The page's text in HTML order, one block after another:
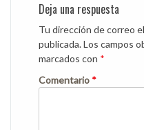
Deja una respuesta
Tu dirección de correo
publicada.Los campos
marcados con *
Comentario *